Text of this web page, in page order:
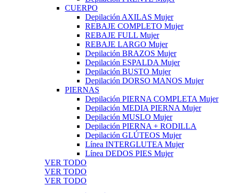
CUERPO
Depilación AXILAS Mujer
REBAJE COMPLETO Mujer
REBAJE FULL Mujer
REBAJE LARGO Mujer
Depilación BRAZOS Mujer
Depilación ESPALDA Mujer
Depilación BUSTO Mujer
Depilación DORSO MANOS Mujer
PIERNAS
Depilación PIERNA COMPLETA Mujer
Depilación MEDIA PIERNA Mujer
Depilación MUSLO Mujer
Depilación PIERNA + RODILLA
Depilación GLÚTEOS Mujer
Línea INTERGLUTEA Mujer
Línea DEDOS PIES Mujer
VER TODO
VER TODO
VER TODO